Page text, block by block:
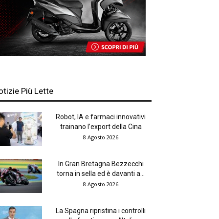
Più Lette
Robot, IA e farmaci innovativi
trainano l’export della Cina
8 Agosto 2026
In Gran Bretagna Bezzecchi
torna in sella ed è davanti a...
8 Agosto 2026
La Spagna ripristina i controlli